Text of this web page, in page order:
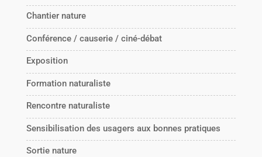
Chantier nature
Conférence / causerie / ciné-débat
Exposition
Formation naturaliste
Rencontre naturaliste
Sensibilisation des usagers aux bonnes pratiques
Sortie nature